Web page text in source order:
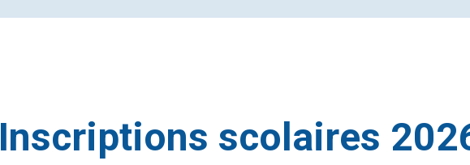
Inscriptions scolaires